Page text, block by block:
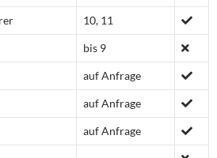
OpenLDAP, Microsoft
ActiveDirectory bzw. Novell
SMTP fähiger Mailserver (SASL
Microsoft NTLM und Microsoft
Active Directory
10, 11
bis 9
auf Anfrage
auf Anfrage
auf Anfrage